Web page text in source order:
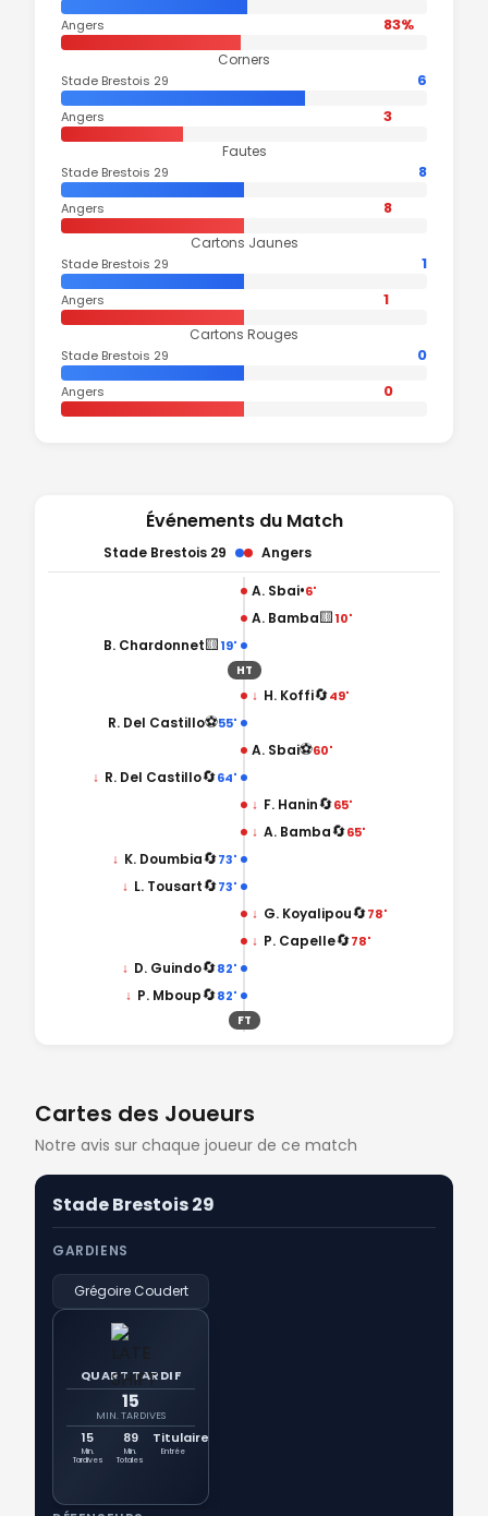
Angers 83%
Corners
Stade Brestois 29 6
Angers 3
Fautes
Stade Brestois 29 8
Angers 8
Cartons Jaunes
Stade Brestois 29 1
Angers 1
Cartons Rouges
Stade Brestois 29 0
Angers 0
Événements du Match
Stade Brestois 29 Angers
A. Sbai•6'
A. Bamba🟨10'
19'
🟨
B. Chardonnet
HT
↓ H. Koffi🔄49'
55'
⚽
R. Del Castillo
A. Sbai⚽60'
64'
🔄
↓ R. Del Castillo
↓ F. Hanin🔄65'
↓ A. Bamba🔄65'
73'
🔄
↓ K. Doumbia
73'
🔄
↓ L. Tousart
↓ G. Koyalipou🔄78'
↓ P. Capelle🔄78'
82'
🔄
↓ D. Guindo
82'
🔄
↓ P. Mboup
FT
Cartes des Joueurs
Notre avis sur chaque joueur de ce match
Stade Brestois 29
GARDIENS
Grégoire Coudert
QUART TARDIF
15
MIN. TARDIVES
15
Min.
Tardives
89
Min.
Totales
Titulaire
Entrée